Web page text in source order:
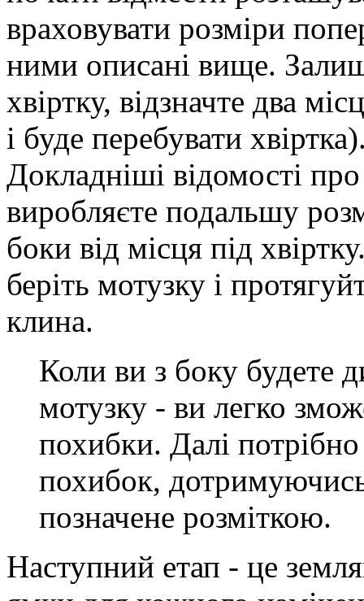
враховувати розміри
ними описані вище.
хвіртку, відзначте два
і буде перебувати
Докладніші відомості
виробляєте подальшу
боки від місця під
беріть мотузку і
клина.
Коли ви з боку будете
мотузку - ви легко
похибки. Далі
похибок,
позначене розміткою.
Наступний етап - це